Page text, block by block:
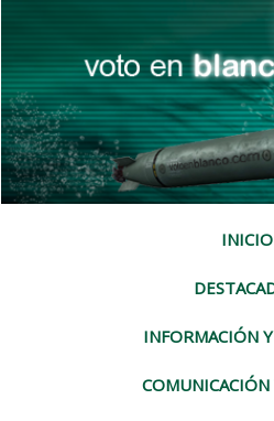
INICIO
INFORMACIÓN